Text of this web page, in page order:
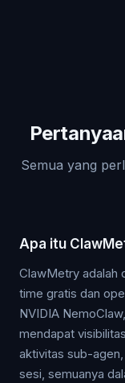
Semua yang
Apa itu
ClawMetry adalah
time gratis dan
NVIDIA
mendapat
aktivitas sub-
sesi, semuanya